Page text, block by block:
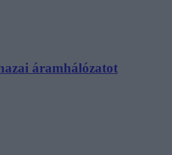
áramhálózatot